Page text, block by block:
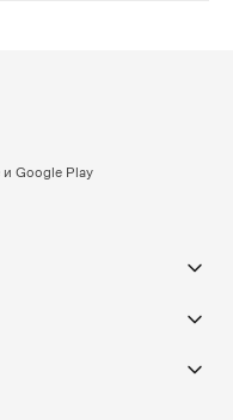
Google Play